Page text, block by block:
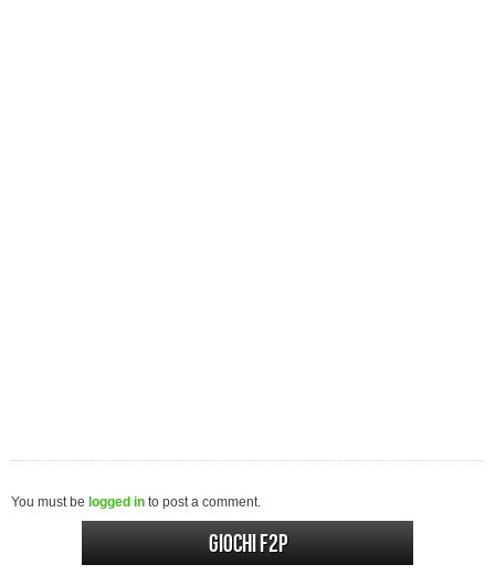
You must be logged in to post a comment.
Giochi F2P